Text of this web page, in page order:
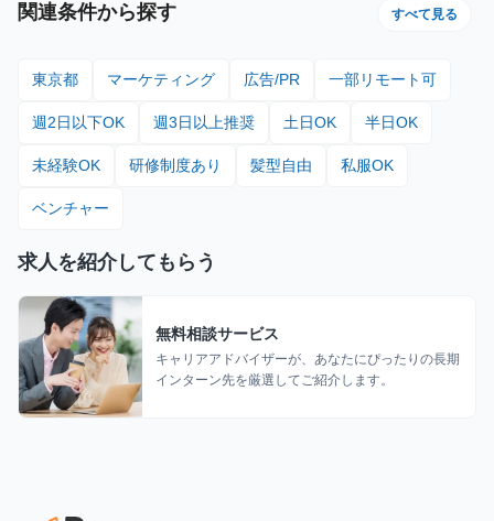
関連条件から探す すべて見る
東京都 マーケティング 広告/PR 一部リモート可
週2日以下OK 週3日以上推奨 土日OK 半日OK
未経験OK 研修制度あり 髪型自由 私服OK
ベンチャー
求人を紹介してもらう
無料相談サービス
キャリアアドバイザーが、あなたにぴったりの長期
インターン先を厳選してご紹介します。